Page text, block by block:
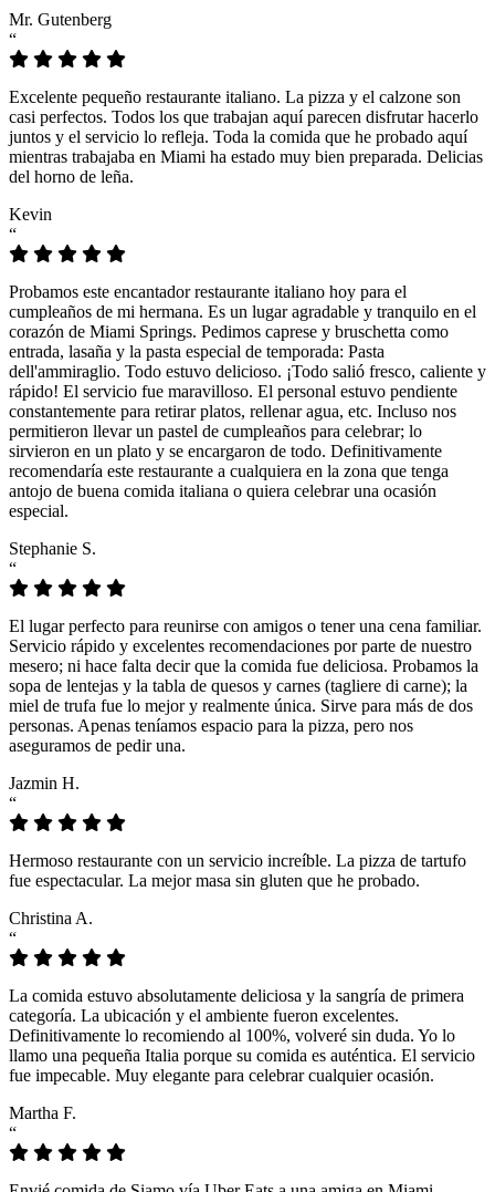
Mr. Gutenberg
“
Excelente pequeño restaurante italiano. La pizza y el calzone son
casi perfectos. Todos los que trabajan aquí parecen disfrutar hacerlo
juntos y el servicio lo refleja. Toda la comida que he probado aquí
mientras trabajaba en Miami ha estado muy bien preparada. Delicias
del horno de leña.
Kevin
“
Probamos este encantador restaurante italiano hoy para el
cumpleaños de mi hermana. Es un lugar agradable y tranquilo en el
corazón de Miami Springs. Pedimos caprese y bruschetta como
entrada, lasaña y la pasta especial de temporada: Pasta
dell'ammiraglio. Todo estuvo delicioso. ¡Todo salió fresco, caliente y
rápido! El servicio fue maravilloso. El personal estuvo pendiente
constantemente para retirar platos, rellenar agua, etc. Incluso nos
permitieron llevar un pastel de cumpleaños para celebrar; lo
sirvieron en un plato y se encargaron de todo. Definitivamente
recomendaría este restaurante a cualquiera en la zona que tenga
antojo de buena comida italiana o quiera celebrar una ocasión
especial.
Stephanie S.
“
El lugar perfecto para reunirse con amigos o tener una cena familiar.
Servicio rápido y excelentes recomendaciones por parte de nuestro
mesero; ni hace falta decir que la comida fue deliciosa. Probamos la
sopa de lentejas y la tabla de quesos y carnes (tagliere di carne); la
miel de trufa fue lo mejor y realmente única. Sirve para más de dos
personas. Apenas teníamos espacio para la pizza, pero nos
aseguramos de pedir una.
Jazmin H.
“
Hermoso restaurante con un servicio increíble. La pizza de tartufo
fue espectacular. La mejor masa sin gluten que he probado.
Christina A.
“
La comida estuvo absolutamente deliciosa y la sangría de primera
categoría. La ubicación y el ambiente fueron excelentes.
Definitivamente lo recomiendo al 100%, volveré sin duda. Yo lo
llamo una pequeña Italia porque su comida es auténtica. El servicio
fue impecable. Muy elegante para celebrar cualquier ocasión.
Martha F.
“